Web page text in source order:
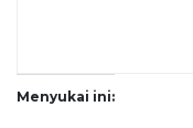
Menyukai ini: